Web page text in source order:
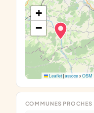
+
−
Leaflet|assocexOSM
COMMUNES PROCHES